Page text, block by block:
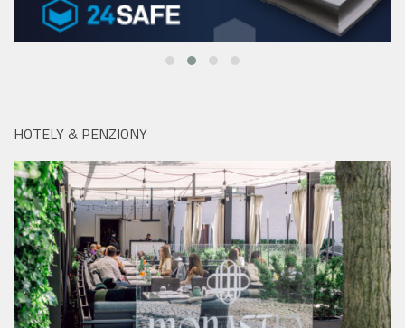
HOTELY & PENZIONY
Hotel Mandarin Oriental na pražské Kampě:
Monastiq BBQ Brunch láká na grilované speciality i
originální Spritz Bar